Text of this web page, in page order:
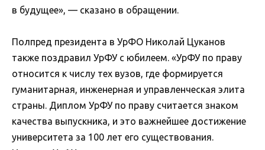
в будущее», — сказано в обращении.
Полпред президента в УрФО Николай Цуканов
также поздравил УрФУ с юбилеем. «УрФУ по праву
относится к числу тех вузов, где формируется
гуманитарная, инженерная и управленческая элита
страны. Диплом УрФУ по праву считается знаком
качества выпускника, и это важнейшее достижение
университета за 100 лет его существования.